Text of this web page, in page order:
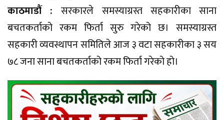
काठमाडौं :सरकारले समस्याग्रस्त सहकारीका साना
बचतकर्ताको रकम फिर्ता सुरु गरेको छ। समस्याग्रस्त
सहकारी व्यवस्थापन समितिले आज ३ वटा सहकारीका ३ सय
७८ जना साना बचतकर्ताको रकम फिर्ता गरेको हो।